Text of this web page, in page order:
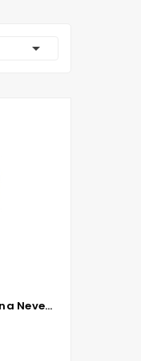

STAMPERIA Penna Neve 30ml